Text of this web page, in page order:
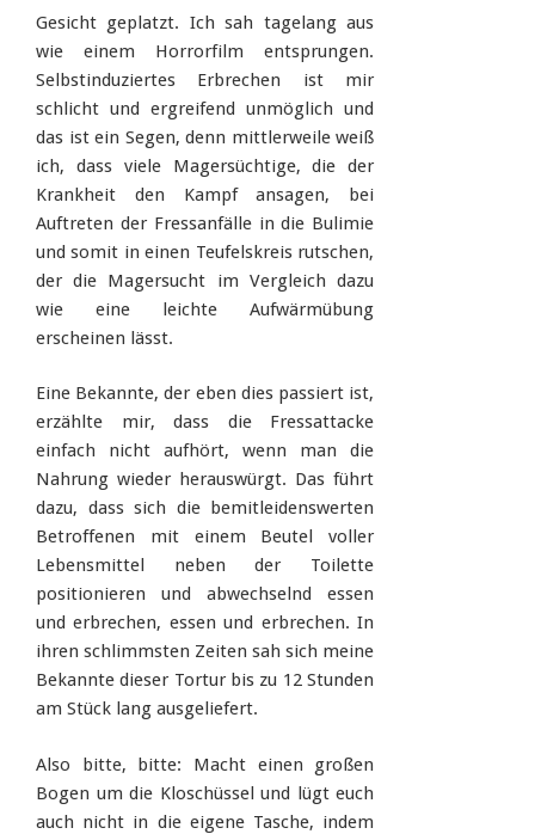
Gesicht geplatzt. Ich sah tagelang aus
wie einem Horrorfilm entsprungen.
Selbstinduziertes Erbrechen ist mir
schlicht und ergreifend unmöglich und
das ist ein Segen, denn mittlerweile weiß
ich, dass viele Magersüchtige, die der
Krankheit den Kampf ansagen, bei
Auftreten der Fressanfälle in die Bulimie
und somit in einen Teufelskreis rutschen,
der die Magersucht im Vergleich dazu
wie eine leichte Aufwärmübung
erscheinen lässt.
Eine Bekannte, der eben dies passiert ist,
erzählte mir, dass die Fressattacke
einfach nicht aufhört, wenn man die
Nahrung wieder herauswürgt. Das führt
dazu, dass sich die bemitleidenswerten
Betroffenen mit einem Beutel voller
Lebensmittel neben der Toilette
positionieren und abwechselnd essen
und erbrechen, essen und erbrechen. In
ihren schlimmsten Zeiten sah sich meine
Bekannte dieser Tortur bis zu 12 Stunden
am Stück lang ausgeliefert.
Also bitte, bitte: Macht einen großen
Bogen um die Kloschüssel und lügt euch
auch nicht in die eigene Tasche, indem